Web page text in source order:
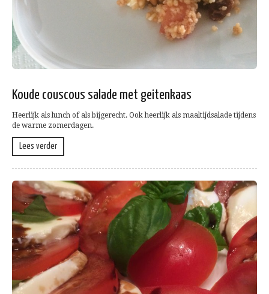
Koude couscous salade met geitenkaas
Heerlijk als lunch of als bijgerecht. Ook heerlijk als maaltijdsalade tijdens
de warme zomerdagen.
Lees verder